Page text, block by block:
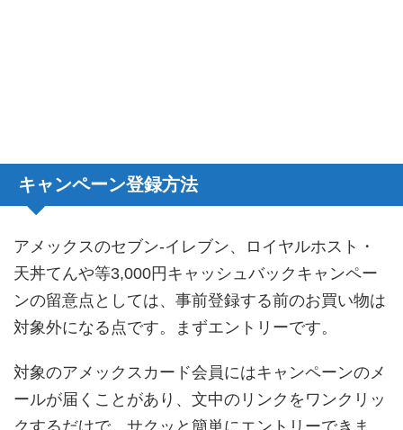
キャンペーン登録方法
アメックスのセブン-イレブン、ロイヤルホスト・
天丼てんや等3,000円キャッシュバックキャンペー
ンの留意点としては、事前登録する前のお買い物は
対象外になる点です。まずエントリーです。
対象のアメックスカード会員にはキャンペーンのメ
ールが届くことがあり、文中のリンクをワンクリッ